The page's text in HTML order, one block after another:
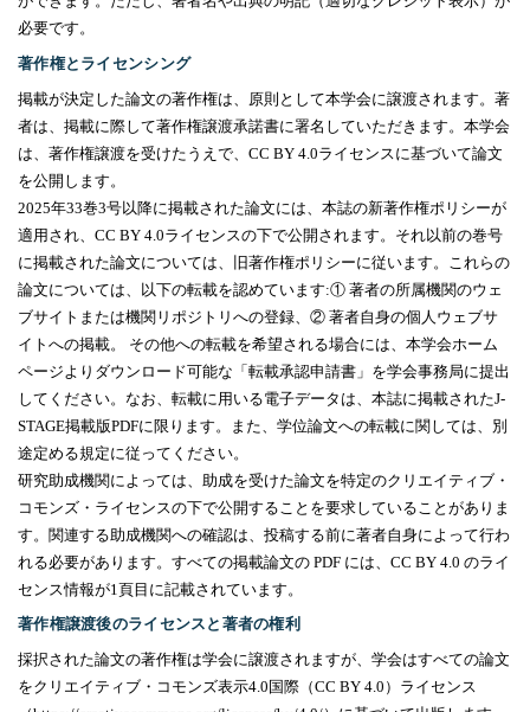
必要です。
著作権とライセンシング
掲載が決定した論文の著作権は、原則として本学会に譲渡されます。著
者は、掲載に際して著作権譲渡承諾書に署名していただきます。本学会
は、著作権譲渡を受けたうえで、 CC BY 4.0ライセンスに基づいて論文
を公開します。
2025年33巻3号以降に掲載された論文には、本誌の新著作権ポリシーが
適用され、 CC BY 4.0ライセンスの下で公開されます。それ以前の巻号
に掲載された論文については、旧著作権ポリシーに従います。これらの
論文については、以下の転載を認めています:① 著者の所属機関のウェ
ブサイトまたは機関リポジトリへの登録 、② 著者自身の個人ウェブサ
イトへの掲載。 その他への転載を希望される場合には、本学会ホーム
ページよりダウンロード可能な「転載承認申請書」を学会事務局に提出
してください。なお、転載に用いる電子データは、本誌に掲載されたJ-
STAGE掲載版PDFに限ります。また、学位論文への転載に関しては、別
途定める規定に従ってください。
研究助成機関によっては、助成を受けた論文を特定のクリエイティブ・
コモンズ・ライセンスの下で公開することを要求していることがありま
す。関連する助成機関への確認は、投稿する前に著者自身によって行わ
れる必要があります。すべての掲載論文の PDF には、 CC BY 4.0 のライ
センス情報が1 頁目に記載されています。
著作権譲渡後のライセンスと著者の権利
採択された論文の著作権は学会に譲渡されますが、学会はすべての論文
をクリエイティブ・コモンズ表示4.0 国際（CC BY 4.0 ）ライセンス